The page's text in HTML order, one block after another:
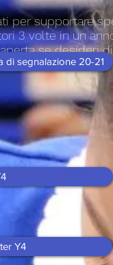
per supportare
3 volte in un
se desideri
di segnalazione 20-21
Y4